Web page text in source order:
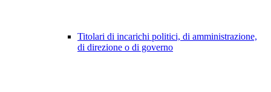
Titolari di incarichi politici, di amministrazione,
di direzione o di governo